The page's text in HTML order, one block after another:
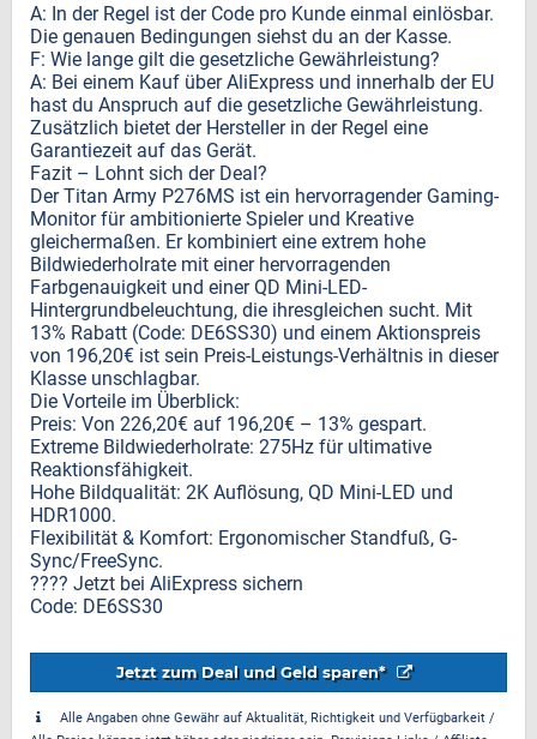
A: In der Regel ist der Code pro Kunde einmal einlösbar.
Die genauen Bedingungen siehst du an der Kasse.
F: Wie lange gilt die gesetzliche Gewährleistung?
A: Bei einem Kauf über AliExpress und innerhalb der EU
hast du Anspruch auf die gesetzliche Gewährleistung.
Zusätzlich bietet der Hersteller in der Regel eine
Garantiezeit auf das Gerät.
Fazit – Lohnt sich der Deal?
Der Titan Army P276MS ist ein hervorragender Gaming-
Monitor für ambitionierte Spieler und Kreative
gleichermaßen. Er kombiniert eine extrem hohe
Bildwiederholrate mit einer hervorragenden
Farbgenauigkeit und einer QD Mini-LED-
Hintergrundbeleuchtung, die ihresgleichen sucht. Mit
13% Rabatt (Code: DE6SS30) und einem Aktionspreis
von 196,20€ ist sein Preis-Leistungs-Verhältnis in dieser
Klasse unschlagbar.
Die Vorteile im Überblick:
Preis: Von 226,20€ auf 196,20€ – 13% gespart.
Extreme Bildwiederholrate: 275Hz für ultimative
Reaktionsfähigkeit.
Hohe Bildqualität: 2K Auflösung, QD Mini-LED und
HDR1000.
Flexibilität & Komfort: Ergonomischer Standfuß, G-
Sync/FreeSync.
???? Jetzt bei AliExpress sichern
Code: DE6SS30
Jetzt zum Deal und Geld sparen*
Alle Angaben ohne Gewähr auf Aktualität, Richtigkeit und Verfügbarkeit /